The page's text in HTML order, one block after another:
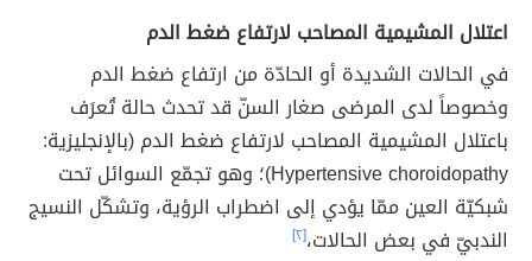
اعتلال المشيمية المصاحب لارتفاع ضغط الدم
في الحالات الشديدة أو الحادّة من ارتفاع ضغط الدم
وخصوصاً لدى المرضى صغار السنّ قد تحدث حالة تُعرَف
باعتلال المشيمية المصاحب لارتفاع ضغط الدم (بالإنجليزية:
Hypertensive choroidopathy)؛ وهو تجمّع السوائل تحت
شبكيّة العين ممّا يؤدي إلى اضطراب الرؤية، وتشكّل النسيج
الندبيّ في بعض الحالات،[٢]